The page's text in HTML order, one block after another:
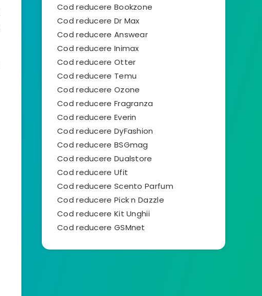
Cod reducere Bookzone
Cod reducere Dr Max
Cod reducere Answear
Cod reducere Inimax
Cod reducere Otter
Cod reducere Temu
Cod reducere Ozone
Cod reducere Fragranza
Cod reducere Everin
Cod reducere DyFashion
Cod reducere BSGmag
Cod reducere Dualstore
Cod reducere Ufit
Cod reducere Scento Parfum
Cod reducere Pick n Dazzle
Cod reducere Kit Unghii
Cod reducere GSMnet